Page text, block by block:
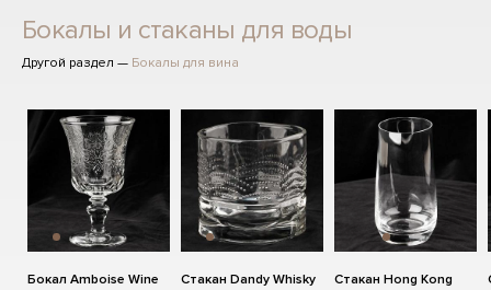
Бокалы и стаканы для воды
Другой раздел — Бокалы для вина
Бокал Amboise Wine
Стакан Dandy Whisky
Стакан Hong Kong